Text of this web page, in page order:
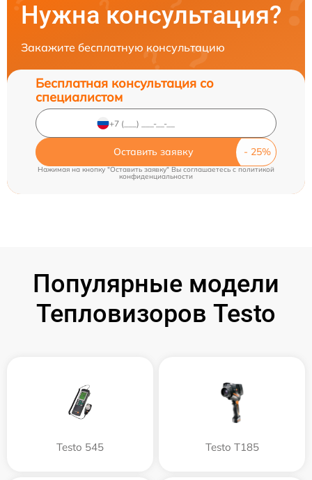
Нужна консультация?
Закажите бесплатную консультацию
Бесплатная консультация со
специалистом
Оставить заявку
Нажимая на кнопку "Оставить заявку" Вы соглашаетесь cполитикой
конфиденциальности
Популярные модели
Тепловизоров Testo
Testo 545 Testo T185